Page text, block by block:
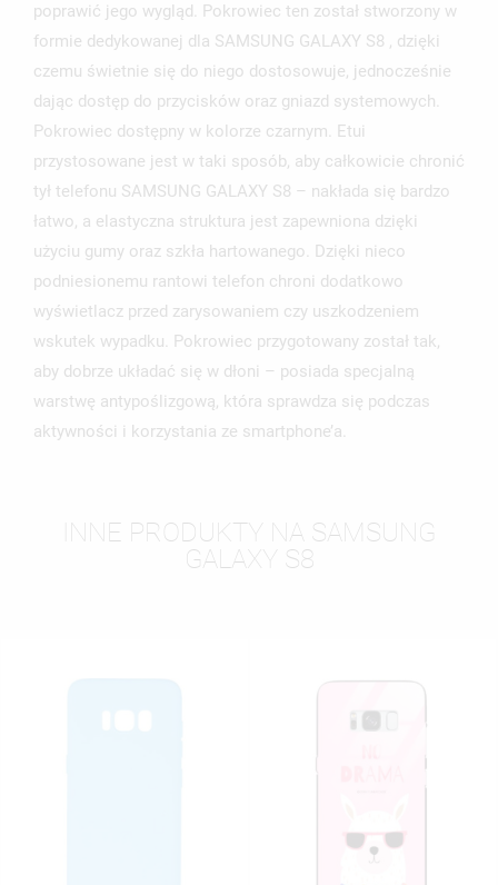
poprawić jego wygląd. Pokrowiec ten został stworzony w
formie dedykowanej dla SAMSUNG GALAXY S8 , dzięki
czemu świetnie się do niego dostosowuje, jednocześnie
dając dostęp do przycisków oraz gniazd systemowych.
Pokrowiec dostępny w kolorze czarnym. Etui
przystosowane jest w taki sposób, aby całkowicie chronić
tył telefonu SAMSUNG GALAXY S8 – nakłada się bardzo
łatwo, a elastyczna struktura jest zapewniona dzięki
użyciu gumy oraz szkła hartowanego. Dzięki nieco
podniesionemu rantowi telefon chroni dodatkowo
wyświetlacz przed zarysowaniem czy uszkodzeniem
wskutek wypadku. Pokrowiec przygotowany został tak,
aby dobrze układać się w dłoni – posiada specjalną
warstwę antypoślizgową, która sprawdza się podczas
aktywności i korzystania ze smartphone’a.
INNE PRODUKTY NA SAMSUNG
GALAXY S8
MOJE LISTY ŻYCZEŃ
add_circle_outlineUTWÓRZ NOWĄ LISTĘ
UTWÓRZ LISTĘ ŻYCZEŃ
NAZWA LISTY ŻYCZEŃ
ZALOGUJ SIĘ
MUSISZ BYĆ ZALOGOWANY BY ZAPISAĆ PRODUKTY NA
SWOJEJ LIŚCIE ŻYCZEŃ.
ANULUJ ZALOGUJ SIĘ